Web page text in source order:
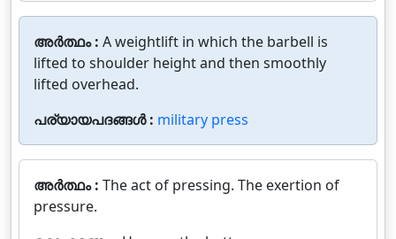
അർത്ഥം : A weightlift in which the barbell is
lifted to shoulder height and then smoothly
lifted overhead.
പര്യായപദങ്ങൾ : military press
അർത്ഥം : The act of pressing. The exertion of
pressure.